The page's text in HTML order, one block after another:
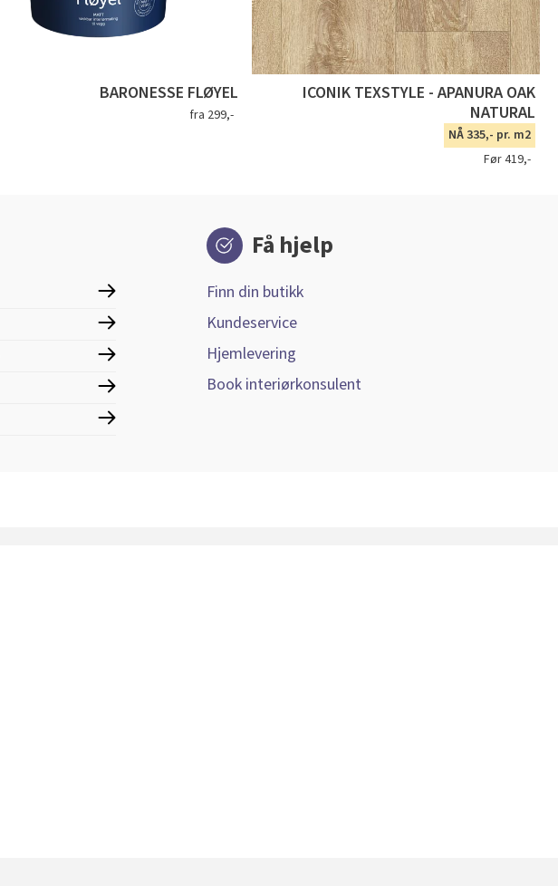
BARONESSE FLØYEL
fra 299,-
ICONIK TEXSTYLE - APANURA OAK
NATURAL
NÅ 335,- pr. m2
Før 419,-
Få hjelp
Finn din butikk
Kundeservice
Hjemlevering
Book interiørkonsulent